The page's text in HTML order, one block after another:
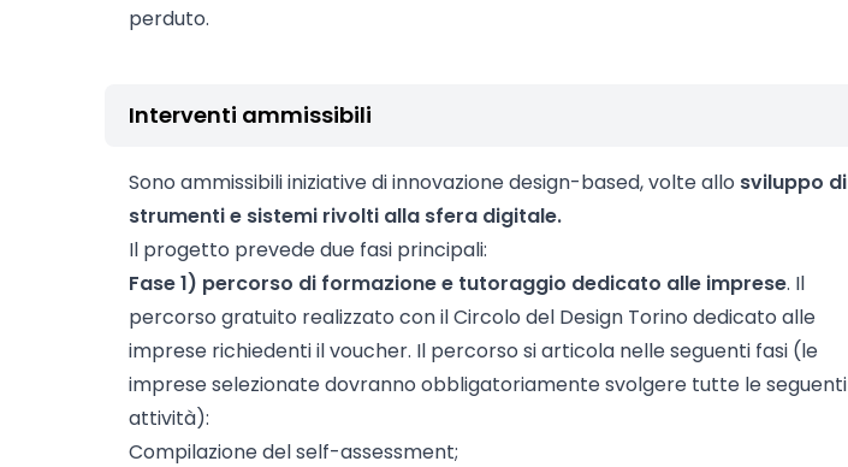
perduto.
Interventi ammissibili
Sono ammissibili iniziative di innovazione design-based, volte allo sviluppo di
strumenti e sistemi rivolti alla sfera digitale.
Il progetto prevede due fasi principali:
Fase 1) percorso di formazione e tutoraggio dedicato alle imprese. Il
percorso gratuito realizzato con il Circolo del Design Torino dedicato alle
imprese richiedenti il voucher. Il percorso si articola nelle seguenti fasi (le
imprese selezionate dovranno obbligatoriamente svolgere tutte le seguenti
attività):
Compilazione del self-assessment;